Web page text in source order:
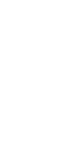
выгодные
мы